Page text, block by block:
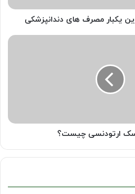
یکبار مصرف های دندانپزشکی
ارتودنسی چیست؟